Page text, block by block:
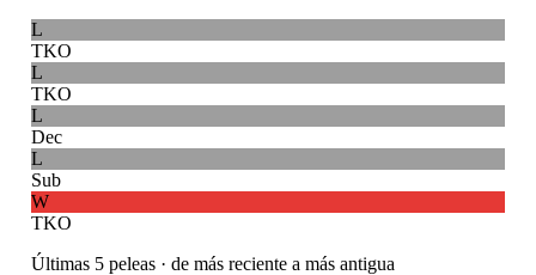
L
TKO
L
TKO
L
Dec
L
Sub
W
TKO
Últimas 5 peleas · de más reciente a más antigua